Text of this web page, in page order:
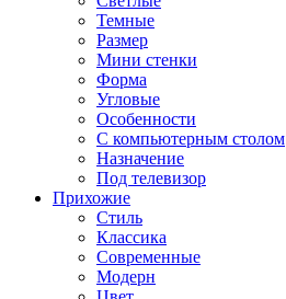
Темные
Размер
Мини стенки
Форма
Угловые
Особенности
С компьютерным столом
Назначение
Под телевизор
Прихожие
Стиль
Классика
Современные
Модерн